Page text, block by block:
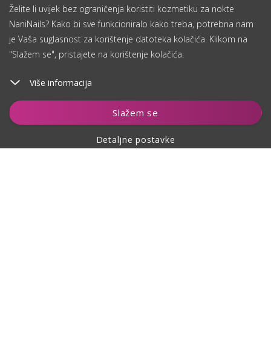
Želite li uvijek bez ograničenja koristiti kozmetiku za nokte
NaniNails? Kako bi sve funkcioniralo kako treba, potrebna nam
je Vaša suglasnost za korištenje datoteka kolačića. Klikom na
"Slažem se", pristajete na korištenje kolačića.
Više informacija
Slažem se
Detaljne postavke
Dodaj u košaricu